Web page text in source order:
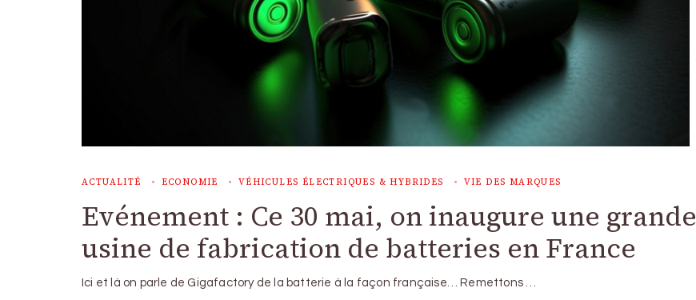
ACTUALITÉ ECONOMIE VÉHICULES ÉLECTRIQUES & HYBRIDES VIE DES MARQUES
Evénement : Ce 30 mai, on inaugure une grande
usine de fabrication de batteries en France
Ici et là on parle de Gigafactory de la batterie à la façon française… Remettons …